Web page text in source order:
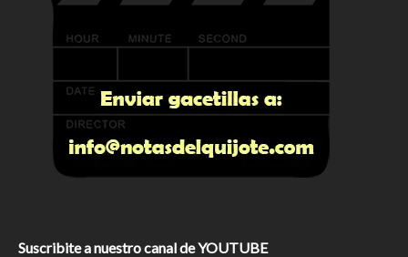
Suscribite a nuestro canal de YOUTUBE